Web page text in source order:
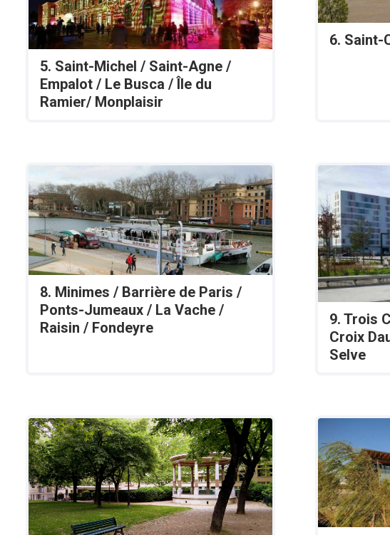
5. Saint-Michel / Saint-Agne /
Empalot / Le Busca / Île du
Ramier/ Monplaisir
6. Saint-
8. Minimes / Barrière de Paris /
Ponts-Jumeaux / La Vache /
Raisin / Fondeyre
9. Trois
Croix
Selve